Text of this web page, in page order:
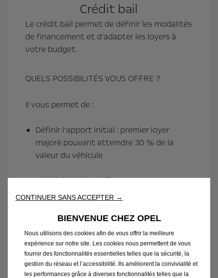
Crédit bail
Le crédit bail permet de définir les modalités
de financement et d’adapter les loyers à
votre budget.
QUELS POSSIBILITÉS VOUS OFFRE ?
Il vous permet de :
Définir l’apport initial : premier loyer
majoré pouvant atteindre 30 % de la
valeur du véhicule
Choisir la durée de financement : 24, 36,
48 ou 60 mois
Racheter le véhicule ou anticiper son
renouvellement dès le 13ème mois
Déterminer contractuellement la valeur
de l’option d’achat
CONTINUER SANS ACCEPTER →
BIENVENUE CHEZ OPEL
Nous utilisons des cookies afin de vous offrir la meilleure
expérience sur notre site. Les cookies nous permettent de vous
fournir des fonctionnalités essentielles telles que la sécurité, la
gestion du réseau et l’accessibilité. Ils améliorent la convivialité et
les performances grâce à diverses fonctionnalités telles que la